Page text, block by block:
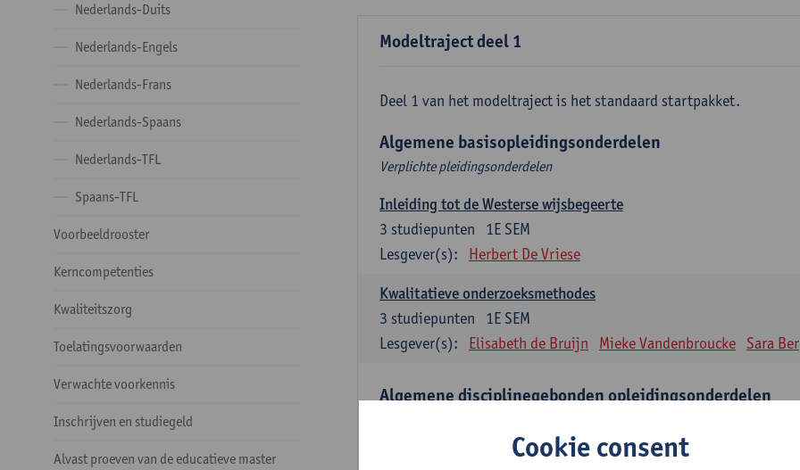
Nederlands-Duits
Nederlands-Engels
Nederlands-Frans
Nederlands-Spaans
Nederlands-TFL
Spaans-TFL
Voorbeeldrooster
Kerncompetenties
Kwaliteitszorg
Toelatingsvoorwaarden
Verwachte voorkennis
Inschrijven en studiegeld
Alvast proeven van de educatieve master
Modeltraject deel 1
Deel 1 van het modeltraject is het standaard startpakket.
Algemene basisopleidingsonderdelen
Verplichte pleidingsonderdelen
Inleiding tot de Westerse wijsbegeerte
1E SEM
3 studiepunten
Lesgever(s):
Herbert De Vriese
Kwalitatieve onderzoeksmethodes
1E SEM
3 studiepunten
Lesgever(s):
Elisabeth de Bruijn Mieke Vandenbroucke Sara
Algemene disciplinegebonden opleidingsonderdelen
Literatuur en diversiteitCookie consent